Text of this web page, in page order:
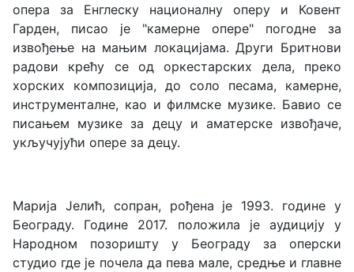
опера за Енглеску националну оперу и Ковент
Гарден, писао је "камерне опере" погодне за
извођење на мањим локацијама. Други Бритнови
радови крећу се од оркестарских дела, преко
хорских композиција, до соло песама, камерне,
инструменталне, као и филмске музике. Бавио се
писањем музике за децу и аматерске извођаче,
укључујући опере за децу.
Марија Јелић, сопран, рођена је 1993. године у
Београду. Године 2017. положила је аудицију у
Народном позоришту у Београду за оперски
студио где је почела да пева мале, средње и главне